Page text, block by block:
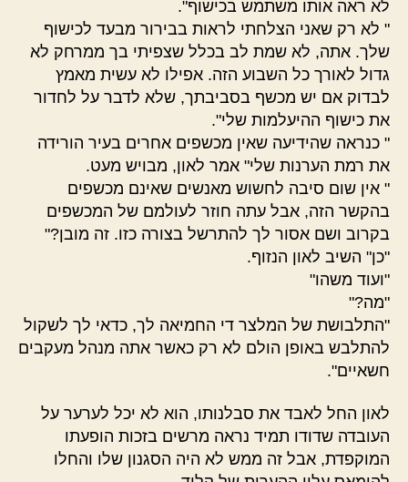
לא ראה אותו משתמש בכישוף".
" לא רק שאני הצלחתי לראות בבירור מבעד לכישוף
שלך. אתה, לא שמת לב בכלל שצפיתי בך ממרחק לא
גדול לאורך כל השבוע הזה. אפילו לא עשית מאמץ
לבדוק אם יש מכשף בסביבתך, שלא לדבר על לחדור
את כישוף ההיעלמות שלי".
" כנראה שהידיעה שאין מכשפים אחרים בעיר הורידה
את רמת הערנות שלי" אמר לאון, מבויש מעט.
" אין שום סיבה לחשוש מאנשים שאינם מכשפים
בהקשר הזה, אבל עתה חוזר לעולמם של המכשפים
בקרוב ושם אסור לך להתרשל בצורה כזו. זה מובן?"
"כן" השיב לאון הנזוף.
"ועוד משהו"
"מה?"
"התלבושת של המלצר די החמיאה לך, כדאי לך לשקול
להתלבש באופן הולם לא רק כאשר אתה מנהל מעקבים
חשאיים".
לאון החל לאבד את סבלנותו, הוא לא יכל לערער על
העובדה שדודו תמיד נראה מרשים בזכות הופעתו
המוקפדת, אבל זה ממש לא היה הסגנון שלו והחלו